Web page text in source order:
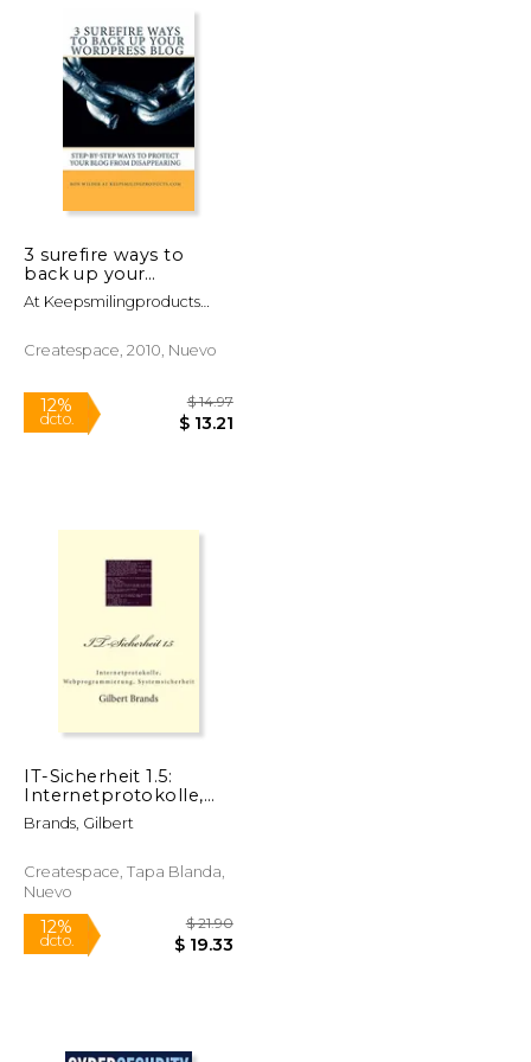
$ 54.99
$ 46.74
6%
dcto.
$ 35.96
$ 33.85
3 surefire ways to
back up your
wordpress blog (en
Inglés)
At Keepsmilingproducts
Createspace, 2010, Nuevo
IT-Sicherheit 1.5:
Internetprotokolle,
Webprogrammierung,
Systemsicherheit (en
Brands, Gilbert
Createspace, Tapa Blanda,
Nuevo